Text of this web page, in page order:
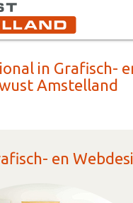
in Grafisch-
Amstelland
en